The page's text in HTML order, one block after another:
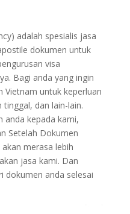
adalah spesialis jasa
dokumen untuk
visa
Bagi anda yang ingin
Vietnam untuk keperluan
dan lain-lain.
anda kepada kami,
Setelah Dokumen
akan merasa lebih
jasa kami. Dan
dokumen anda selesai